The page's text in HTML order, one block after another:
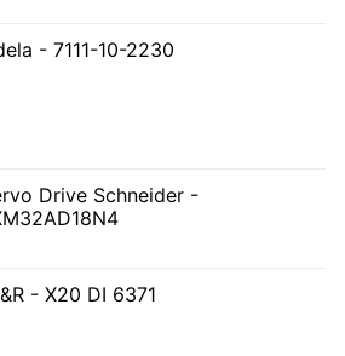
- 7111-10-2230
Drive Schneider -
- X20 DI 6371